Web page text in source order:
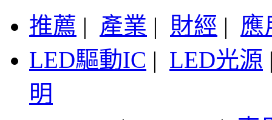
推薦 | 產業 | 財經 | 應
LED驅動IC | LED光源
明